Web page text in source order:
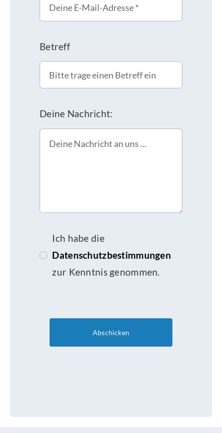
Betreff
Deine Nachricht:
Ich habe die
Datenschutzbestimmungen
zur Kenntnis genommen.
Abschicken